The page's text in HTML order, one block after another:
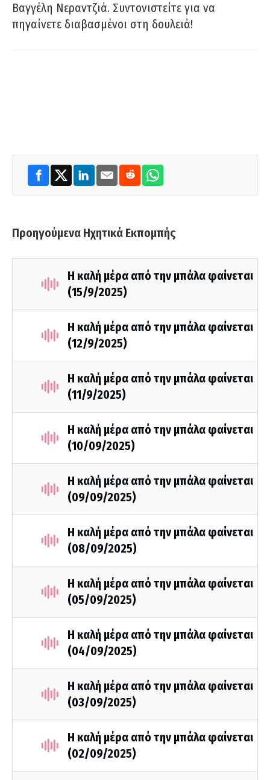
Βαγγέλη Νεραντζιά. Συντονιστείτε για να
πηγαίνετε διαβασμένοι στη δουλειά!
Προηγούμενα Ηχητικά Εκπομπής
Η καλή μέρα από την μπάλα φαίνεται
(15/9/2025)
Η καλή μέρα από την μπάλα φαίνεται
(12/9/2025)
Η καλή μέρα από την μπάλα φαίνεται
(11/9/2025)
Η καλή μέρα από την μπάλα φαίνεται
(10/09/2025)
Η καλή μέρα από την μπάλα φαίνεται
(09/09/2025)
Η καλή μέρα από την μπάλα φαίνεται
(08/09/2025)
Η καλή μέρα από την μπάλα φαίνεται
(05/09/2025)
Η καλή μέρα από την μπάλα φαίνεται
(04/09/2025)
Η καλή μέρα από την μπάλα φαίνεται
(03/09/2025)
Η καλή μέρα από την μπάλα φαίνεται
(02/09/2025)